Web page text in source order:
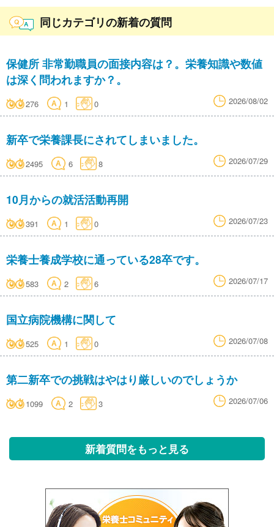
同じカテゴリの新着の質問
保健所 非常勤職員の面接内容は？。栄養知識や数値
は深く問われますか？。
276 1 0 2026/08/02
新卒で栄養課長にされてしまいました。
2495 6 8 2026/07/29
10月からの就活活動再開
391 1 0 2026/07/23
栄養士養成学校に通っている28卒です。
583 2 6 2026/07/17
国立病院機構に関して
525 1 0 2026/07/08
第二新卒での挑戦はやはり厳しいのでしょうか
1099 2 3 2026/07/06
新着質問をもっと見る